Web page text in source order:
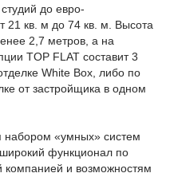
до евро-
21 кв. м до 74 кв. м. Высота
2,7 метров, а на
TOP FLAT составит 3
White Box, либо по
от застройщика в одном
«умных» систем
функционал по
и возможностям